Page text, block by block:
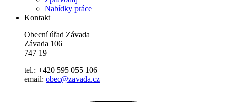
Nabídky práce
Kontakt
Obecní úřad Závada
Závada 106
747 19
tel.: +420 595 055 106
email: obec@zavada.cz